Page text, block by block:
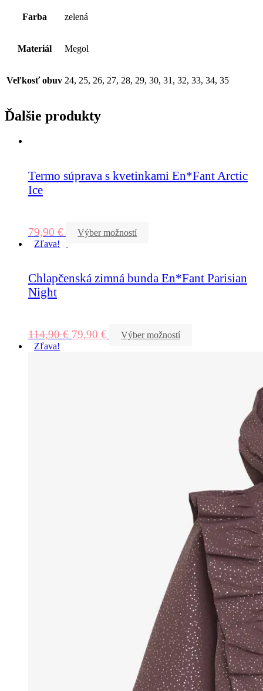
Farba zelená
Materiál Megol
Veľkosť obuv 24, 25, 26, 27, 28, 29, 30, 31, 32, 33, 34, 35
Ďalšie produkty
Termo súprava s kvetinkami En*Fant Arctic
Ice
79,90 €
Výber možností
Zľava!
Chlapčenská zimná bunda En*Fant Parisian
Night
114,90€ 79,90 €
Výber možností
Zľava!